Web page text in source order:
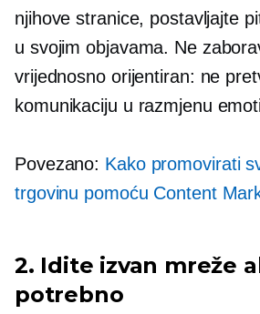
njihove stranice, postavljajte
u svojim objavama. Ne
vrijednosno orijentiran: ne
komunikaciju u razmjenu
Povezano: Kako promovirati
trgovinu pomoću Content
2. Idite izvan mreže
potrebno